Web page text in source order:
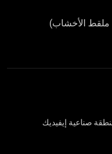
ملقط الأخشاب)